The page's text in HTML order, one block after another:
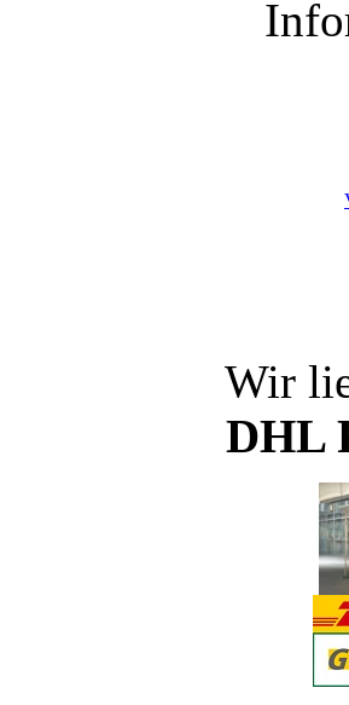
Wir
DHL